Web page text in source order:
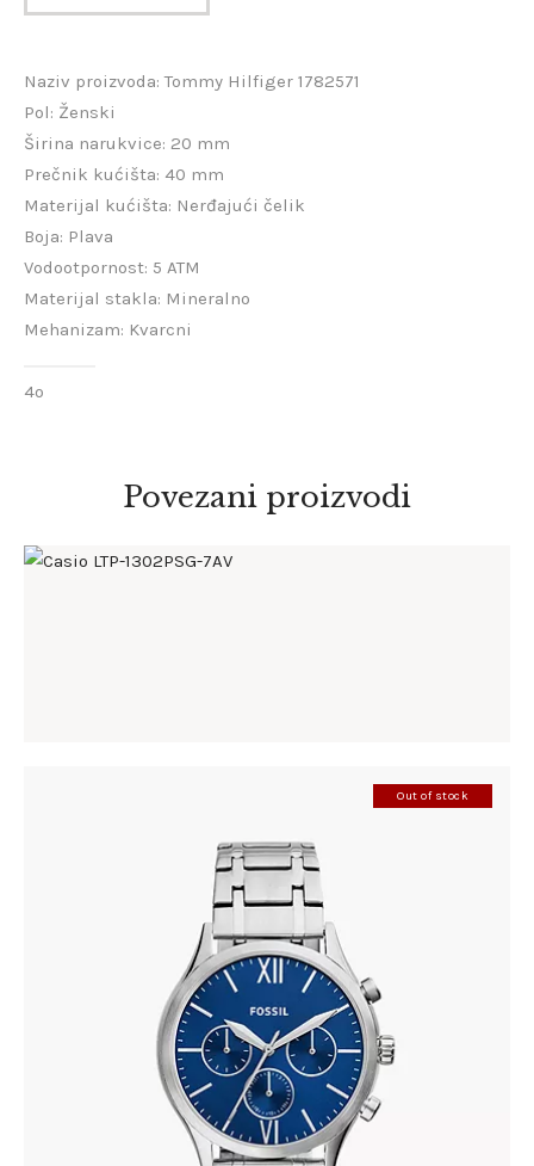
Naziv proizvoda: Tommy Hilfiger 1782571
Pol: Ženski
Širina narukvice: 20 mm
Prečnik kućišta: 40 mm
Materijal kućišta: Nerđajući čelik
Boja: Plava
Vodootpornost: 5 ATM
Materijal stakla: Mineralno
Mehanizam: Kvarcni
4o
Povezani proizvodi
Out of stock
FOSSIL BQ2808
410.00 KM